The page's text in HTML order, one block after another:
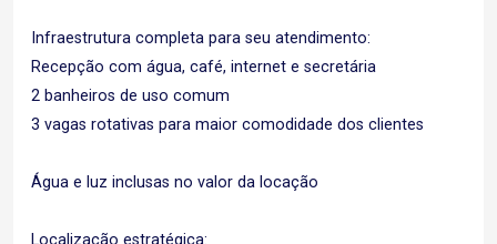
Infraestrutura completa para seu atendimento:
Recepção com água, café, internet e secretária
2 banheiros de uso comum
3 vagas rotativas para maior comodidade dos clientes
Água e luz inclusas no valor da locação
Localização estratégica: